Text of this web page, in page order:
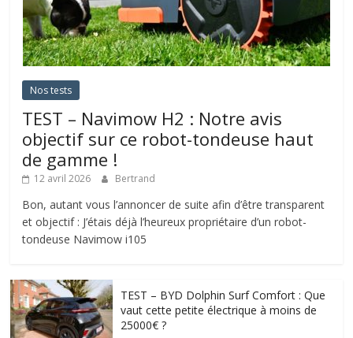
Nos tests
TEST – Navimow H2 : Notre avis
objectif sur ce robot-tondeuse haut
de gamme !
12 avril 2026 Bertrand
Bon, autant vous l’annoncer de suite afin d’être transparent
et objectif : J’étais déjà l’heureux propriétaire d’un robot-
tondeuse Navimow i105
TEST – BYD Dolphin Surf Comfort : Que
vaut cette petite électrique à moins de
25000€ ?